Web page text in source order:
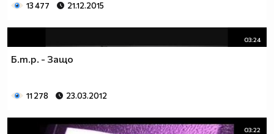
13 477 21.12.2015
03:24
Б.т.р. - Защо
11 278 23.03.2012
03:22